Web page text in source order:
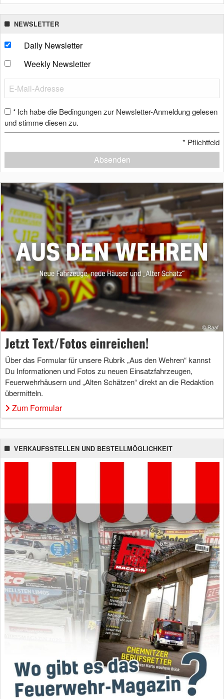
NEWSLETTER
Daily Newsletter
Weekly Newsletter
* Ich habe die Bedingungen zur Newsletter-Anmeldung gelesen
und stimme diesen zu.
* Pflichtfeld
Absenden
Jetzt Text/Fotos einreichen!
Über das Formular für unsere Rubrik „Aus den Wehren“ kannst
Du Informationen und Fotos zu neuen Einsatzfahrzeugen,
Feuerwehrhäusern und „Alten Schätzen“ direkt an die Redaktion
übermitteln.
Zum Formular
VERKAUFSSTELLEN UND BESTELLMÖGLICHKEIT